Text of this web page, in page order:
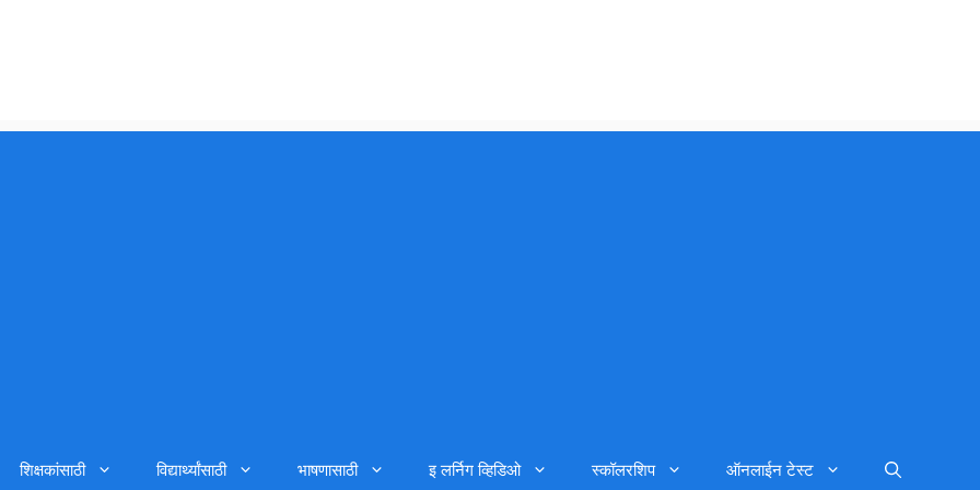
शिक्षकांसाठी विद्यार्थ्यांसाठी भाषणासाठी इ लर्निग व्हिडिओ स्कॉलरशिप ऑनलाईन टेस्ट